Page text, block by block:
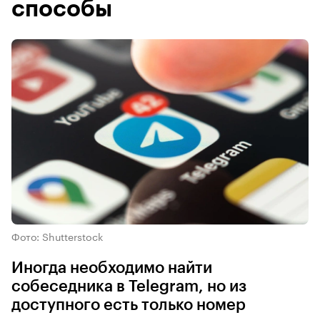
способы
Фото: Shutterstock
Иногда необходимо найти
собеседника в Telegram, но из
доступного есть только номер